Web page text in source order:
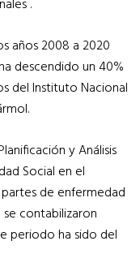
.
años 2008 a 2020
descendido un 40%
del Instituto Nacional
y Análisis
Social en el
de enfermedad
contabilizaron
periodo ha sido del